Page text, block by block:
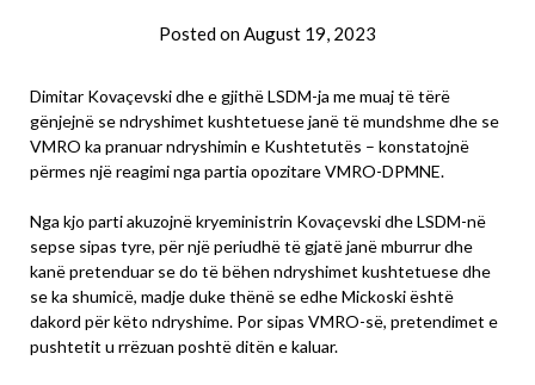
Posted onAugust 19, 2023
Dimitar Kovaçevski dhe e gjithë LSDM-ja me muaj të tërë
gënjejnë se ndryshimet kushtetuese janë të mundshme dhe se
VMRO ka pranuar ndryshimin e Kushtetutës – konstatojnë
përmes një reagimi nga partia opozitare VMRO-DPMNE.
Nga kjo parti akuzojnë kryeministrin Kovaçevski dhe LSDM-në
sepse sipas tyre, për një periudhë të gjatë janë mburrur dhe
kanë pretenduar se do të bëhen ndryshimet kushtetuese dhe
se ka shumicë, madje duke thënë se edhe Mickoski është
dakord për këto ndryshime. Por sipas VMRO-së, pretendimet e
pushtetit u rrëzuan poshtë ditën e kaluar.